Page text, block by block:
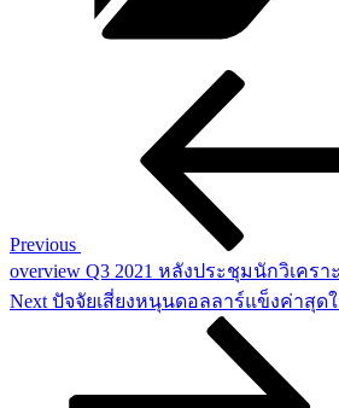
Previous
overview Q3 2021 หลังประชุมนักวิเครา
Next
Post
Next ปัจจัยเสี่ยงหนุนดอลลาร์แข็งค่าสุด